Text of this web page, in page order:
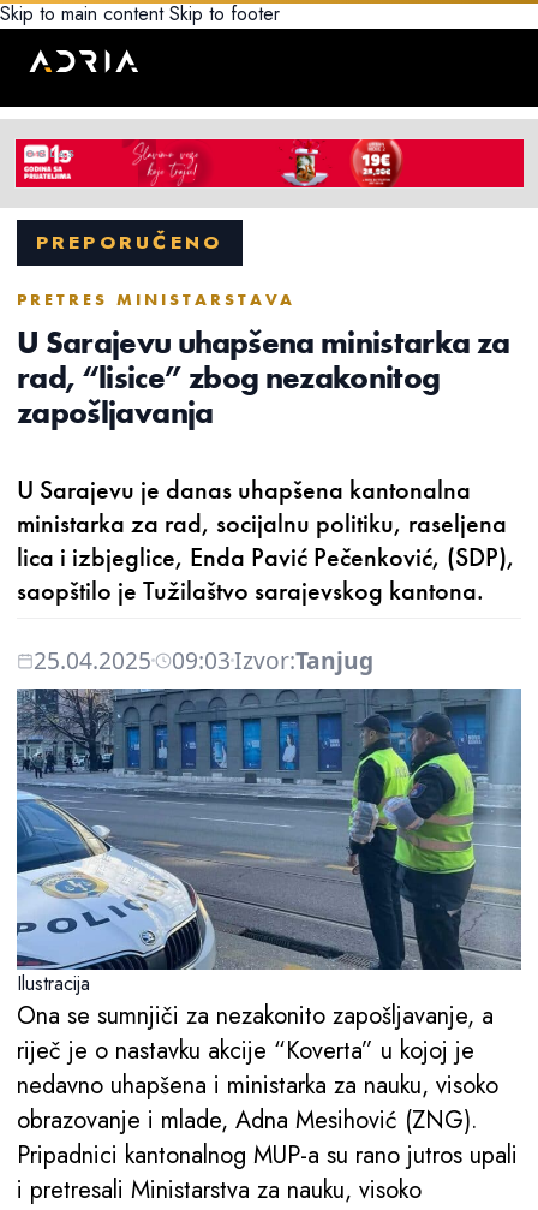
Skip to main content Skip to footer
PREPORUČENO
PRETRES MINISTARSTAVA
U Sarajevu uhapšena ministarka za
rad, “lisice” zbog nezakonitog
zapošljavanja
U Sarajevu je danas uhapšena kantonalna
ministarka za rad, socijalnu politiku, raseljena
lica i izbjeglice, Enda Pavić Pečenković, (SDP),
saopštilo je Tužilaštvo sarajevskog kantona.
25.04.2025 09:03Izvor:Tanjug
Ilustracija
Ona se sumnjiči za nezakonito zapošljavanje, a
riječ je o nastavku akcije “Koverta” u kojoj je
nedavno uhapšena i ministarka za nauku, visoko
obrazovanje i mlade, Adna Mesihović (ZNG).
Pripadnici kantonalnog MUP-a su rano jutros upali
i pretresali Ministarstva za nauku, visoko